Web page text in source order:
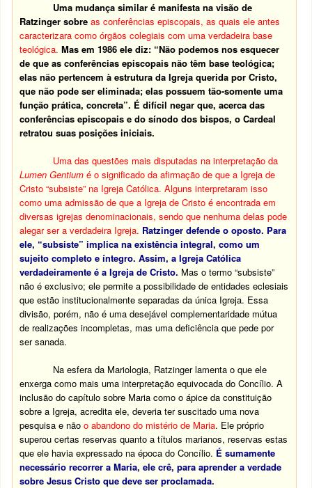
Uma mudança similar é manifesta na visão de
Ratzinger sobreas conferências episcopais, as quais ele antes
caracterizara como órgãos colegiais com uma verdadeira base
teológica.Mas em 1986 ele diz: “Não podemos nos esquecer
de que as conferências episcopais não têm base teológica;
elas não pertencem à estrutura da Igreja querida por Cristo,
que não pode ser eliminada; elas possuem tão-somente uma
função prática, concreta”. É difícil negar que, acerca das
conferências episcopais e do sínodo dos bispos, o Cardeal
retratou suas posições iniciais.
Uma das questões mais disputadas na interpretação da
Lumen Gentiumé o significado da afirmação de que a Igreja de
Cristo “subsiste” na Igreja Católica. Alguns interpretaram isso
como uma admissão de que a Igreja de Cristo é encontrada em
diversas igrejas denominacionais, sendo que nenhuma delas pode
alegar ser a verdadeira Igreja. Ratzinger defende o oposto. Para
ele, “subsiste” implica na existência integral, como um
sujeito completo e íntegro. Assim, a Igreja Católica
verdadeiramente é a Igreja de Cristo. Mas o termo “subsiste”
não é exclusivo; ele permite a possibilidade de entidades eclesiais
que estão institucionalmente separadas da única Igreja. Essa
divisão, porém, não é uma desejável complementaridade mútua
de realizações incompletas, mas uma deficiência que pede por
ser sanada.
Na esfera da Mariologia, Ratzinger lamenta o que ele
enxerga como mais uma interpretação equivocada do Concílio. A
inclusão do capítulo sobre Maria como o ápice da constituição
sobre a Igreja, acredita ele, deveria ter suscitado uma nova
pesquisa e não o abandono do mistério de Maria. Ele próprio
superou certas reservas quanto a títulos marianos, reservas estas
que ele havia expressado na época do Concílio. É sumamente
necessário recorrer a Maria, ele crê, para aprender a verdade
sobre Jesus Cristo que deve ser proclamada.